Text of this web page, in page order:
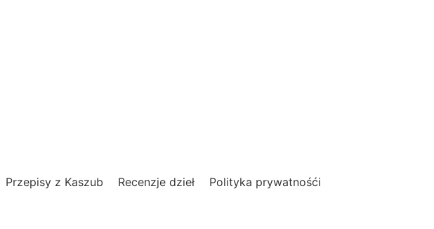
Przepisy z Kaszub Recenzje dzieł Polityka prywatnośći